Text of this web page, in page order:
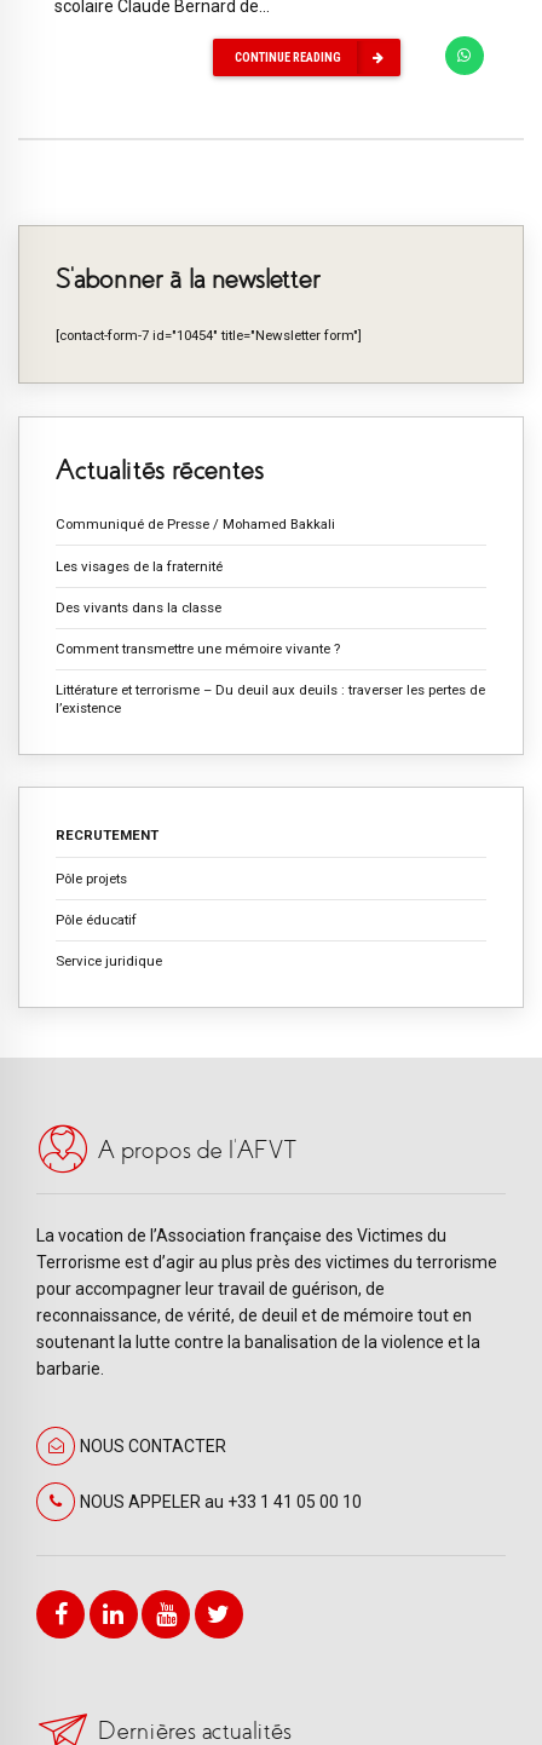
scolaire Claude Bernard de...
CONTINUE READING
S’abonner à la newsletter
[contact-form-7 id="10454" title="Newsletter form"]
Actualités récentes
Communiqué de Presse / Mohamed Bakkali
Les visages de la fraternité
Des vivants dans la classe
Comment transmettre une mémoire vivante ?
Littérature et terrorisme – Du deuil aux deuils : traverser les pertes de
l’existence
RECRUTEMENT
Pôle projets
Pôle éducatif
Service juridique
A propos de l’AFVT
La vocation de l’Association française des Victimes du
Terrorisme est d’agir au plus près des victimes du terrorisme
pour accompagner leur travail de guérison, de
reconnaissance, de vérité, de deuil et de mémoire tout en
soutenant la lutte contre la banalisation de la violence et la
barbarie.
NOUS CONTACTER
NOUS APPELER au +33 1 41 05 00 10
Dernières actualités